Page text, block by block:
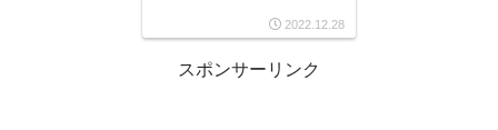
2022.12.28
スポンサーリンク